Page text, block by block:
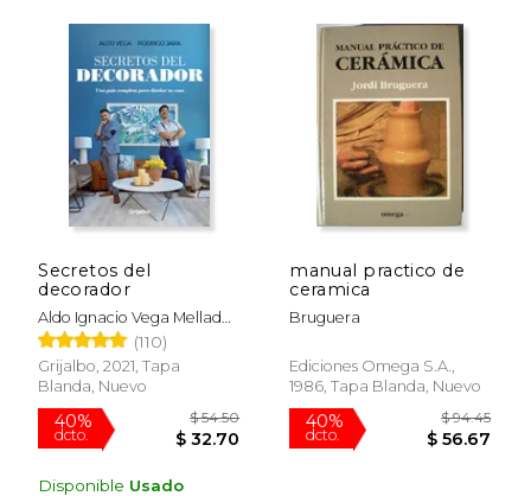
15%
dcto.
$ 25.00
$ 21.25
15%
dcto.
Secretos del
decorador
Aldo Ignacio Vega Mellado;
Rodrigo Hernán Jara
Farías; Aldo Vega; Rodrigo
Jara
(110)
Grijalbo, 2021, Tapa
Blanda, Nuevo
Disponible Usado
manual practico de
ceramica
Bruguera
Ediciones Omega S.a.,
1986, Tapa Blanda, Nuevo